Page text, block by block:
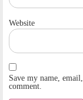
Website
Save my name,
comment.